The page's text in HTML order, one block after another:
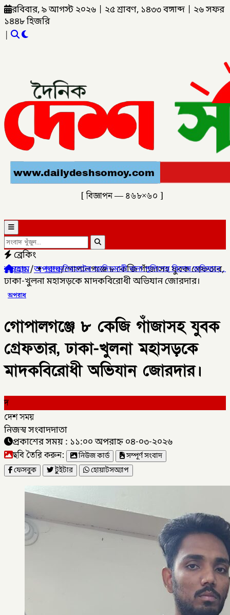
রবিবার, ৯ আগস্ট ২০২৬ ২৫ শ্রাবণ, ১৪৩৩ বঙ্গাব্দ
২৬ সফর
১৪৪৮ হিজরি
|
[ বিজ্ঞাপন — ৪৬৮×৬০ ]
ব্রেকিং
আদিতমারী থানা পুলিশের বিশেষ অভিযানে , মাদক সম্রাট
হোম/অপরাধ/গোপালগঞ্জে ৮ কেজি গাঁজাসহ যুবক গ্রেফতার,
ঢাকা-খুলনা মহাসড়কে মাদকবিরোধী অভিযান জোরদার।
অপরাধ
গোপালগঞ্জে ৮ কেজি গাঁজাসহ যুবক
গ্রেফতার, ঢাকা-খুলনা মহাসড়কে
মাদকবিরোধী অভিযান জোরদার।
দ
দেশ সময়
নিজস্ব সংবাদদাতা
প্রকাশের সময় : ১১:০০ অপরাহ্ন ০৪-০৩-২০২৬
ছবি তৈরি করুন: নিউজ কার্ড
সম্পূর্ণ সংবাদ
ফেসবুক
টুইটার হোয়াটসঅ্যাপ